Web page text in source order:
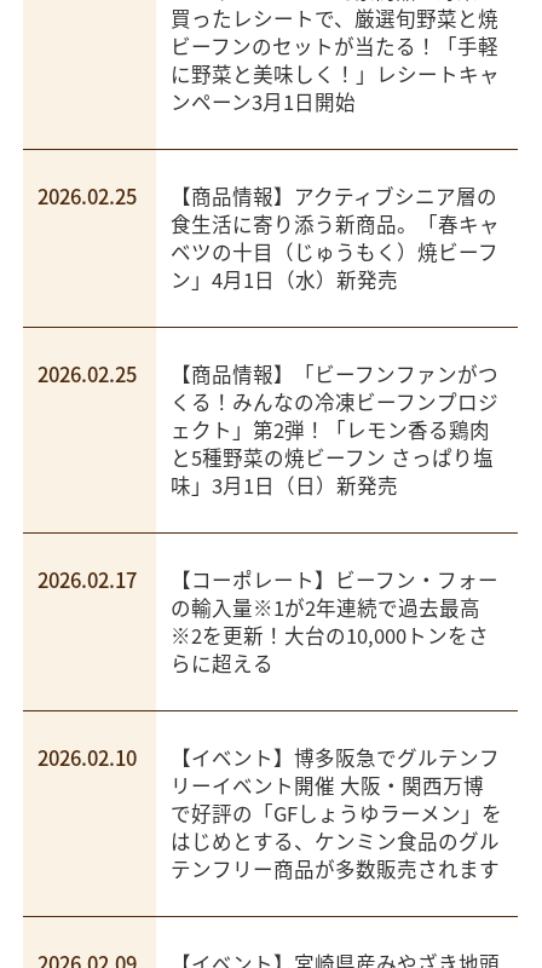
買ったレシートで、厳選旬野菜と焼
ビーフンのセットが当たる！「手軽
に野菜と美味しく！」レシートキャ
ンペーン3月1日開始
2026.02.25
【商品情報】アクティブシニア層の
食生活に寄り添う新商品。「春キャ
ベツの十目（じゅうもく）焼ビーフ
ン」4月1日（水）新発売
2026.02.25
【商品情報】「ビーフンファンがつ
くる！みんなの冷凍ビーフンプロジ
ェクト」第2弾！「レモン香る鶏肉
と5種野菜の焼ビーフン さっぱり塩
味」3月1日（日）新発売
2026.02.17
【コーポレート】ビーフン・フォー
の輸入量※1が2年連続で過去最高
※2を更新！大台の10,000トンをさ
らに超える
2026.02.10
【イベント】博多阪急でグルテンフ
リーイベント開催 大阪・関西万博
で好評の「GFしょうゆラーメン」を
はじめとする、ケンミン食品のグル
テンフリー商品が多数販売されます